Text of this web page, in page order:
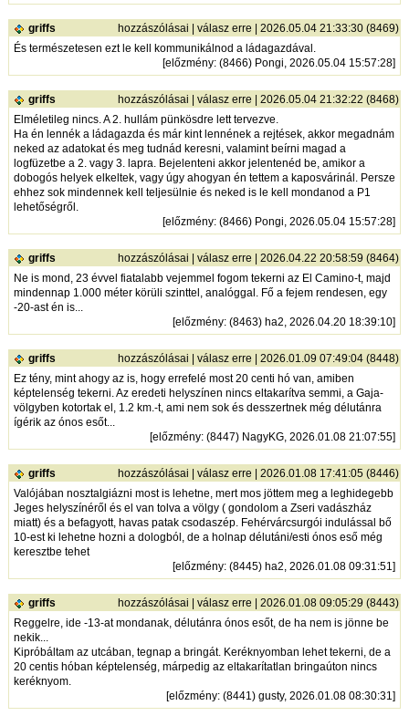
griffs hozzászólásai |válasz erre | 2026.05.04 21:33:30 (8469)
És természetesen ezt le kell kommunikálnod a ládagazdával.
[előzmény: (8466) Pongi, 2026.05.04 15:57:28]
griffs hozzászólásai |válasz erre | 2026.05.04 21:32:22 (8468)
Elméletileg nincs. A 2. hullám pünkösdre lett tervezve.
Ha én lennék a ládagazda és már kint lennének a rejtések, akkor megadnám
neked az adatokat és meg tudnád keresni, valamint beírni magad a
logfüzetbe a 2. vagy 3. lapra. Bejelenteni akkor jelentenéd be, amikor a
dobogós helyek elkeltek, vagy úgy ahogyan én tettem a kaposvárinál. Persze
ehhez sok mindennek kell teljesülnie és neked is le kell mondanod a P1
lehetőségről.
[előzmény: (8466) Pongi, 2026.05.04 15:57:28]
griffs hozzászólásai |válasz erre | 2026.04.22 20:58:59 (8464)
Ne is mond, 23 évvel fiatalabb vejemmel fogom tekerni az El Camino-t, majd
mindennap 1.000 méter körüli szinttel, analóggal. Fő a fejem rendesen, egy
-20-ast én is...
[előzmény: (8463) ha2, 2026.04.20 18:39:10]
griffs hozzászólásai |válasz erre | 2026.01.09 07:49:04 (8448)
Ez tény, mint ahogy az is, hogy errefelé most 20 centi hó van, amiben
képtelenség tekerni. Az eredeti helyszínen nincs eltakarítva semmi, a Gaja-
völgyben kotortak el, 1.2 km.-t, ami nem sok és desszertnek még délutánra
ígérik az ónos esőt...
[előzmény: (8447) NagyKG, 2026.01.08 21:07:55]
griffs hozzászólásai |válasz erre | 2026.01.08 17:41:05 (8446)
Valójában nosztalgiázni most is lehetne, mert mos jöttem meg a leghidegebb
Jeges helyszínéről és el van tolva a völgy ( gondolom a Zseri vadászház
miatt) és a befagyott, havas patak csodaszép. Fehérvárcsurgói indulással bő
10-est ki lehetne hozni a dologból, de a holnap délutáni/esti ónos eső még
keresztbe tehet
[előzmény: (8445) ha2, 2026.01.08 09:31:51]
griffs hozzászólásai |válasz erre | 2026.01.08 09:05:29 (8443)
Reggelre, ide -13-at mondanak, délutánra ónos esőt, de ha nem is jönne be
nekik...
Kipróbáltam az utcában, tegnap a bringát. Keréknyomban lehet tekerni, de a
20 centis hóban képtelenség, márpedig az eltakarítatlan bringaúton nincs
keréknyom.
[előzmény: (8441) gusty, 2026.01.08 08:30:31]